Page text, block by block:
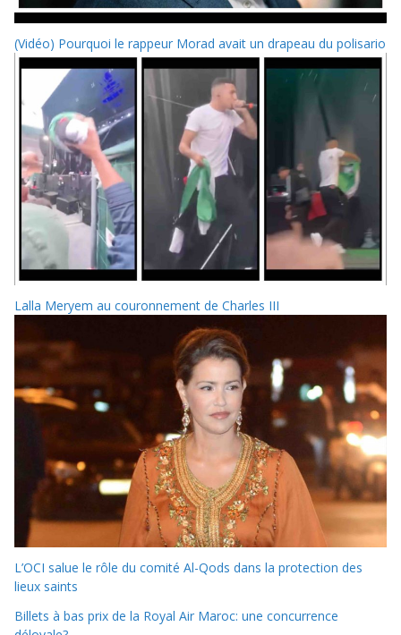
(Vidéo) Pourquoi le rappeur Morad avait un drapeau du polisario
Lalla Meryem au couronnement de Charles III
L’OCI salue le rôle du comité Al-Qods dans la protection des
lieux saints
Billets à bas prix de la Royal Air Maroc: une concurrence